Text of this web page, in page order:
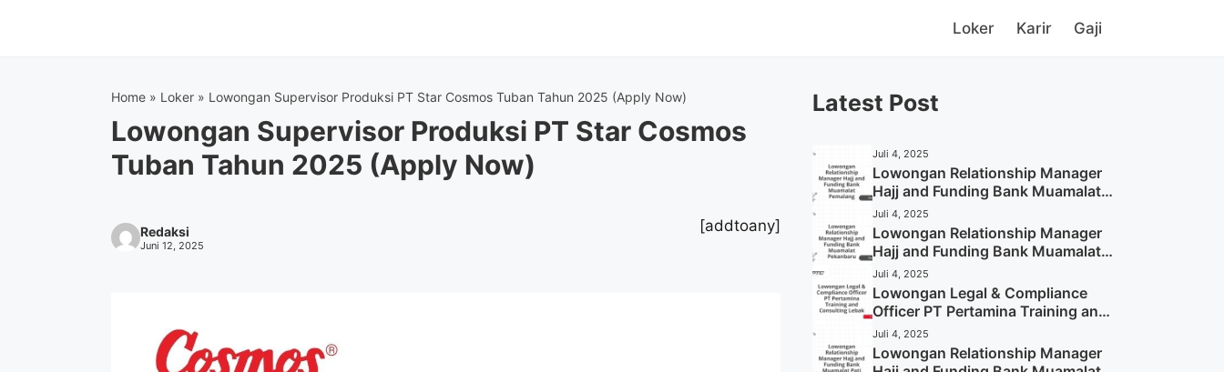
Loker Karir Gaji
Home » Loker » Lowongan Supervisor Produksi PT Star Cosmos Tuban Tahun 2025 (Apply Now)
Lowongan Supervisor Produksi PT Star Cosmos
Tuban Tahun 2025 (Apply Now)
Redaksi
Juni 12, 2025
[addtoany]
Latest Post
Juli 4, 2025
Lowongan Relationship Manager
Hajj and Funding Bank Muamalat
Pemalang Tahun 2025
Juli 4, 2025
Lowongan Relationship Manager
Hajj and Funding Bank Muamalat
Pekanbaru Tahun 2025 (Apply
Now)
Juli 4, 2025
Lowongan Legal & Compliance
Officer PT Pertamina Training and
Consulting Lebak Tahun 2025
(Apply Now)
Juli 4, 2025
Lowongan Relationship Manager